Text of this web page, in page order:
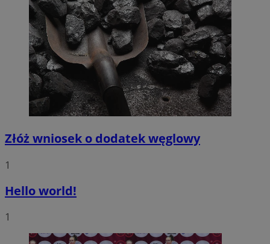
Złóż wniosek o dodatek węglowy
1
Hello world!
1